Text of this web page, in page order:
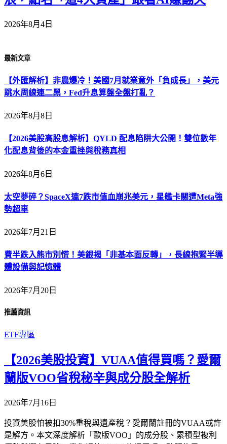
2026年8月4日
最新文章
【外匯解析】非農爆冷！美國7月就業意外「負成長」，美元
跳水周線連二黑，Fed升息算盤全盤打亂？
2026年8月8日
【2026美股高股息解析】QYLD 配息陷阱大公開！雙位數年
化配息背後的本金重挫與稅務真相
2026年8月6日
太空夢碎？SpaceX連7跌市值血崩兆美元，星艦卡關遭Meta強
勢超車
2026年7月21日
費半跌入熊市別慌！美銀揭「非基本面反轉」，長線抱緊半導
體設備與記憶體
2026年7月20日
推薦資訊
ETF專區
【2026美股投資】VUAA值得買嗎？愛爾
蘭版VOO省稅秘辛與成分股全解析
2026年7月16日
投資美股怕被扣30%重稅與遺產稅？愛爾蘭註冊的VUAA或許
是解方。本文深度解析「歐版VOO」的成分股、累積型複利